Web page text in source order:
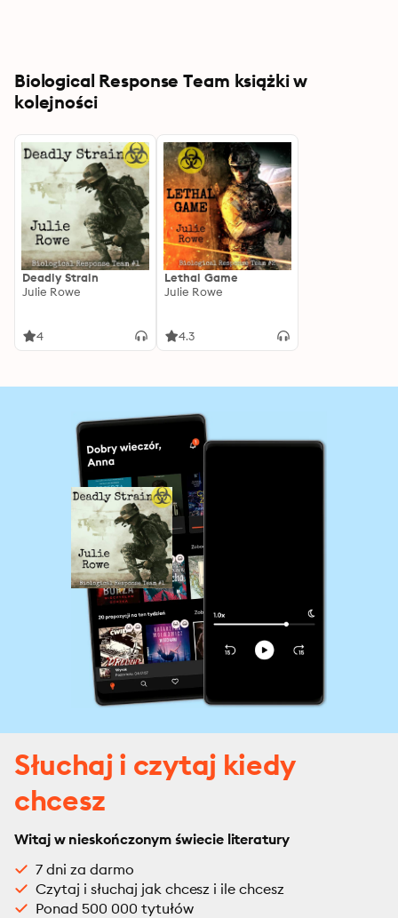
Biological Response Team książki w
kolejności
Deadly Strain
Julie Rowe
4
Lethal Game
Julie Rowe
4.3
Słuchaj i czytaj kiedy
chcesz
Witaj w nieskończonym świecie literatury
7 dni za darmo
Czytaj i słuchaj jak chcesz i ile chcesz
Ponad 500 000 tytułów